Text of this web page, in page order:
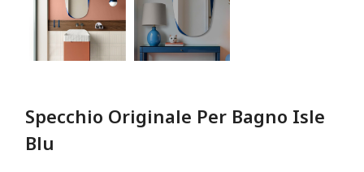
Specchio Originale Per Bagno Isle
Blu